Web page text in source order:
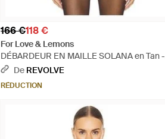
166 €118 €
For Love & Lemons
DÉBARDEUR EN MAILLE SOLANA en Tan -
Neutre
De REVOLVE
RÉDUCTION